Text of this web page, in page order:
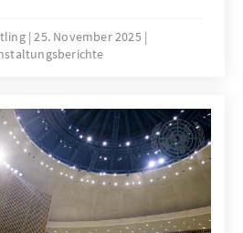
25. November 2025